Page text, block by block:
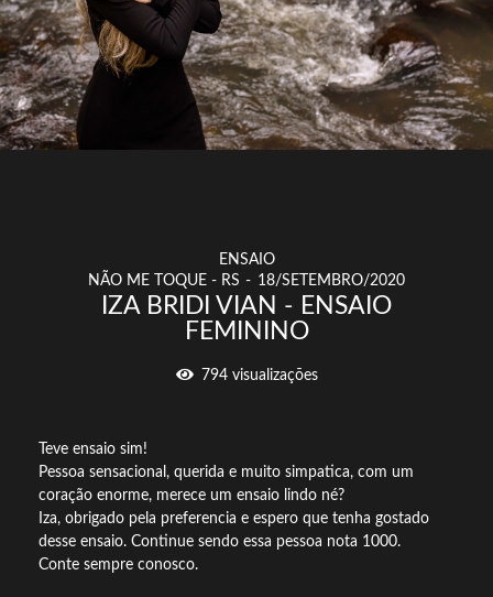
ENSAIO
NÃO ME TOQUE - RS
18/SETEMBRO/2020
IZA BRIDI VIAN - ENSAIO
FEMININO
794visualizações
Teve ensaio sim!
Pessoa sensacional, querida e muito simpatica, com um
coração enorme, merece um ensaio lindo né?
Iza, obrigado pela preferencia e espero que tenha gostado
desse ensaio. Continue sendo essa pessoa nota 1000.
Conte sempre conosco.